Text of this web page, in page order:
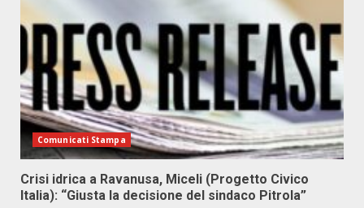
Comunicati Stampa
Crisi idrica a Ravanusa, Miceli (Progetto Civico
Italia): “Giusta la decisione del sindaco Pitrola”